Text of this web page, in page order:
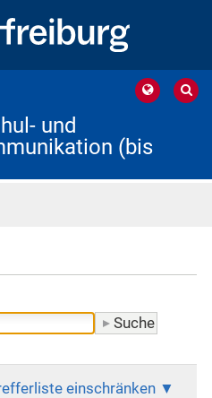
und
(bis
einschränken